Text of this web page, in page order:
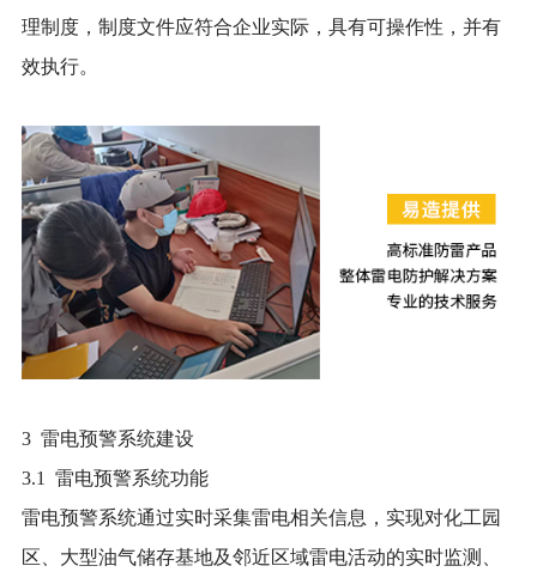
理制度，制度文件应符合企业实际，具有可操作性，并有
效执行。
3 雷电预警系统建设
3.1 雷电预警系统功能
雷电预警系统通过实时采集雷电相关信息，实现对化工园
区、大型油气储存基地及邻近区域雷电活动的实时监测、